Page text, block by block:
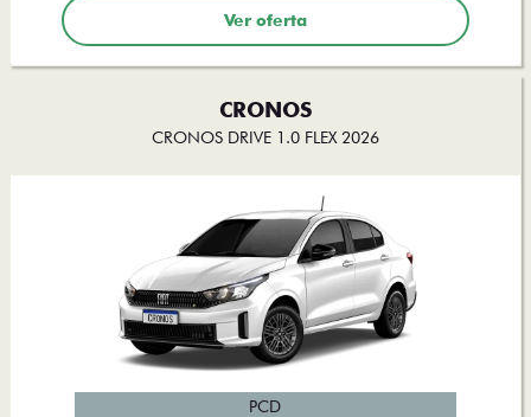
Ver oferta
CRONOS
CRONOS DRIVE 1.0 FLEX 2026
PCD